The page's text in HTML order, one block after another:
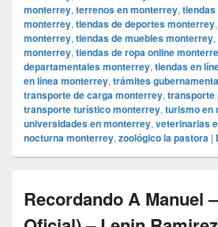
monterrey, terrenos en monterrey,
monterrey, tiendas de deportes monterrey,
monterrey, tiendas de muebles monterrey,
monterrey, tiendas de ropa online
departamentales monterrey, tiendas en
en línea monterrey, trámites
transporte de carga monterrey, transporte
transporte turístico monterrey, turismo en
universidades en monterrey, veterinarias
nocturna monterrey, zoológico la pastora |
Recordando A Manuel